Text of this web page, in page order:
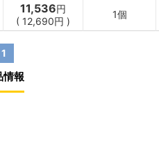
11,536円
( 12,690円 )
1個
1
情報